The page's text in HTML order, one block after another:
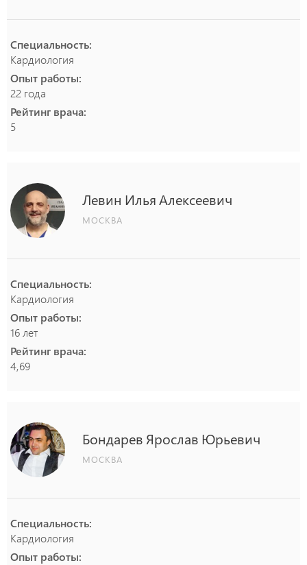
Специальность:
Кардиология
Опыт работы:
22 года
Рейтинг врача:
5
Левин ИльяАлексеевич
МОСКВА
Специальность:
Кардиология
Опыт работы:
16 лет
Рейтинг врача:
4,69
Бондарев Ярослав Юрьевич
МОСКВА
Специальность:
Кардиология
Опыт работы: